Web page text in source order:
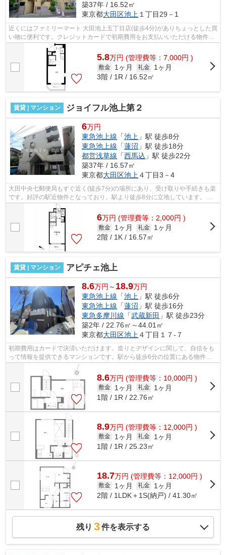
築37年 / 16.52㎡
東京都大田区池上 １丁目29－1
近くにはファミリーマート 大田池上五丁目店(徒歩4分)がありちょっとした買
い物に便利です。クレジットカードで初期費用をお支払いいただける物件で
す。使い勝手の良い敷地内ごみ置き...
5.8万円 (管理費等：7,000円 )
敷金 1ヶ月 礼金
1ヶ月
3階 / 1R / 16.52㎡
賃貸 | マンション ジョイフル池上第２
6万円
東急池上線 「池上 」駅 徒歩8分
東急池上線 「蓮沼 」駅 徒歩18分
都営浅草線 「西馬込 」駅 徒歩22分
築37年 / 16.57㎡
東京都大田区池上 ４丁目3－4
大田中央七郵便局もすぐ近く(徒歩7分)の場所にあり、受け取りや手続きも楽
です。好評の駅近物件となっており、駅より徒歩8分に立地しています。日
頃から電車をよく利用するなら2駅利用...
6万円 (管理費等：2,000円 )
敷金 1ヶ月 礼金
1ヶ月
2階 / 1K / 16.57㎡
賃貸 | マンション アピチェ池上
8.6万円～ 18.9万円
東急池上線 「池上 」駅 徒歩6分
東急池上線 「蓮沼 」駅 徒歩16分
東急多摩川線 「武蔵新田 」駅 徒歩23分
築2年 / 22.76㎡～44.01㎡
東京都大田区池上４丁目１７-７
初期費用はカードで決済いただけます。造りとデザインに関して、自信をも
って情報を提供できるマンションです。駅から徒歩6分の位置にある物件な
ので、アクセスも良好です。利便性の高...
8.6万円 (管理費等：10,000円 )
敷金 1ヶ月 礼金
1ヶ月
1階 / 1R / 22.76㎡
8.9万円 (管理費等：12,000円 )
敷金 1ヶ月 礼金
1ヶ月
1階 / 1R / 25.23㎡
18.7万円 (管理費等：12,000円 )
敷金 1ヶ月 礼金
1ヶ月
2階 / 1LDK＋1S(納戸) / 41.30㎡
残り 3件を表示する